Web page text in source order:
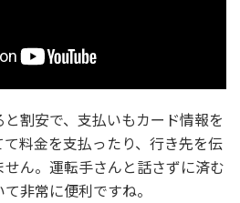
割安で、支払いもカード情報を
料金を支払ったり、行き先を伝
ん。運転手さんと話さずに済む
非常に便利ですね。